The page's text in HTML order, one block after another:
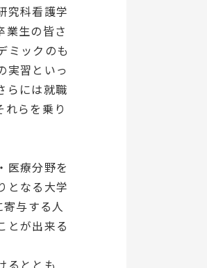
究科看護学
業生の皆さ
ミックのも
実習といっ
らには就職
れらを乗り
医療分野を
となる大学
寄与する人
とが出来る